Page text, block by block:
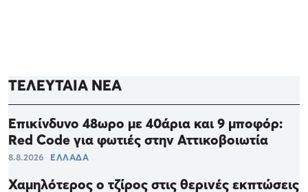
ΤΕΛΕΥΤΑΙΑ ΝΕΑ
Επικίνδυνο 48ωρο με 40άρια και 9 μποφόρ:
Red Code για φωτιές στην Αττικοβοιωτία
8.8.2026 ΕΛΛΑΔΑ
Χαμηλότερος ο τζίρος στις θερινές εκπτώσεις